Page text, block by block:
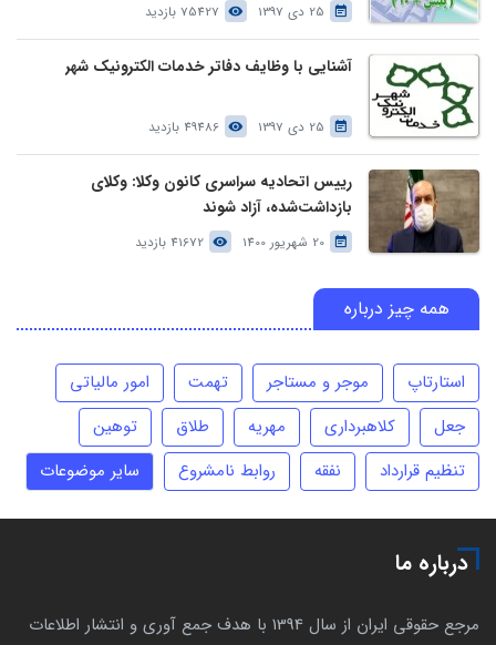
25 دی 1397 75427 بازدید
آشنایی با وظایف دفاتر خدمات الکترونیک شهر
25 دی 1397 49486 بازدید
رییس اتحادیه سراسری کانون وکلا: وکلای
بازداشت‌شده، آزاد شوند
20 شهریور 1400 41672 بازدید
همه چیز درباره
استارتاپ موجر و مستاجر تهمت
امور مالیاتی
جعل
کلاهبرداری مهریه طلاق
توهین
تنظیم قرارداد
نفقه روابط نامشروع سایر موضوعات
درباره ما
مرجع حقوقی ایران از سال 1394 با هدف جمع آوری و انتشار اطلاعات